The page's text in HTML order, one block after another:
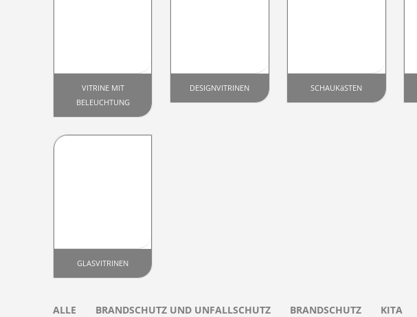
VITRINE MIT
BELEUCHTUNG
DESIGNVITRINEN SCHAUKäSTEN
GLASVITRINEN
ALLE BRANDSCHUTZ UND UNFALLSCHUTZ BRANDSCHUTZ KITA